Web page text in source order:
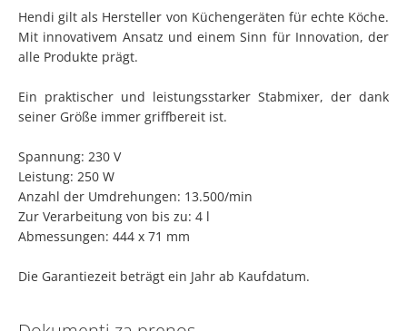
Hendi gilt als Hersteller von Küchengeräten für echte Köche.
Mit innovativem Ansatz und einem Sinn für Innovation, der
alle Produkte prägt.
Ein praktischer und leistungsstarker Stabmixer, der dank
seiner Größe immer griffbereit ist.
Spannung: 230 V
Leistung: 250 W
Anzahl der Umdrehungen: 13.500/min
Zur Verarbeitung von bis zu: 4 l
Abmessungen: 444 x 71 mm
Die Garantiezeit beträgt ein Jahr ab Kaufdatum.